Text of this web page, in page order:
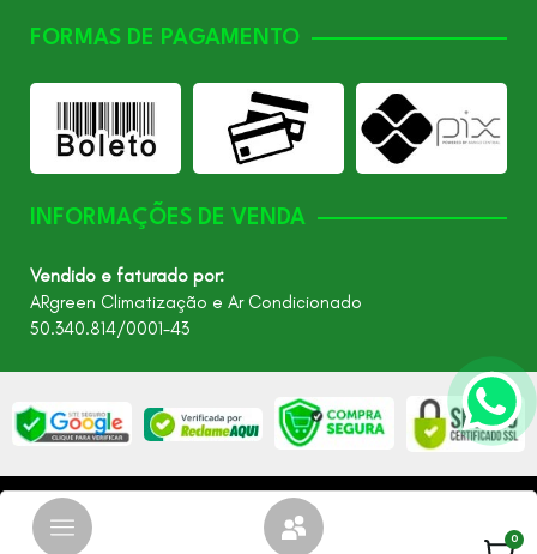
0
FORMAS DE PAGAMENTO
INFORMAÇÕES DE VENDA
Vendido e faturado por:
ARgreen Climatização e Ar Condicionado
50.340.814/0001-43
©2026 - Todos os direitos reservados – ARgreen. CNPJ:
24.849.649/0001-40